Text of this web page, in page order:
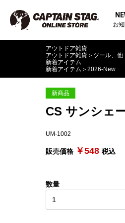
お
アウトドア雑貨
アウトドア雑貨 ＞ ツール、他
新着アイテム
新着アイテム ＞ 2026-New
新商品
CS サンシェ
UM-1002
販売価格 ￥548 税込
数量